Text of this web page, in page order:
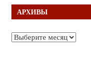
АРХИВЫ
Архивы